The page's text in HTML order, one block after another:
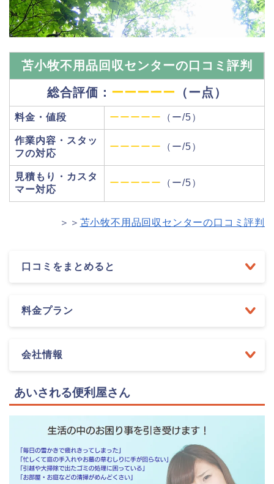
苫小牧不用品回収センターの口コミ評判
総合評価： ーーーーー （ー点）
料金・値段 ーーーーー （ー/5）
作業内容・スタッ
フの対応
ーーーーー （ー/5）
見積もり・カスタ
マー対応
ーーーーー （ー/5）
＞＞ 苫小牧不用品回収センターの口コミ評判
口コミをまとめると
料金プラン
会社情報
あいされる便利屋さん